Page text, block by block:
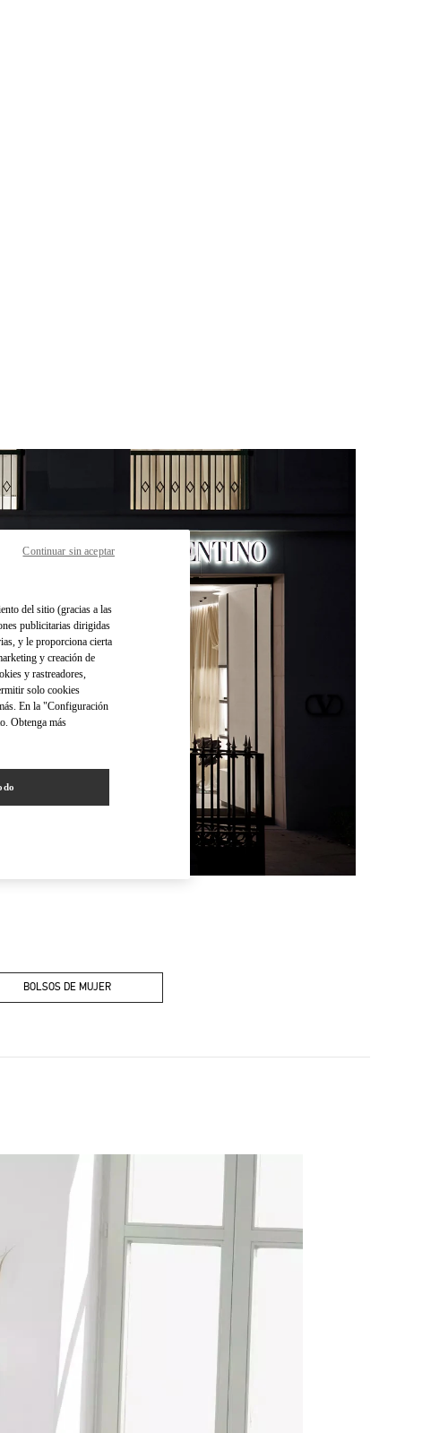
BOLSOS DE MUJER
del sitio (gracias a las
publicitarias dirigidas
y le proporciona cierta
y creación de
y rastreadores,
solo cookies
En la "Configuración
Obtenga más
Continuar sin aceptar